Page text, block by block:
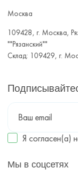
Москва
109428, г. Москва,
""Рязанский""
Склад: 109429, г.
Я согласен(а)
Мы в соцсетях